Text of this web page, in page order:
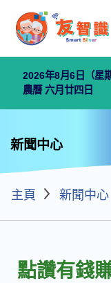
2026年8月6日（星
農曆 六月廿四日
新聞中心
主頁 新聞中心
點讚有錢